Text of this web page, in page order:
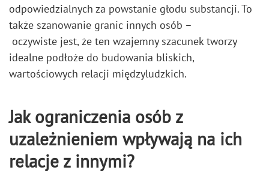
odpowiedzialnych za powstanie głodu substancji. To
także szanowanie granic innych osób –
oczywiste jest, że ten wzajemny szacunek tworzy
idealne podłoże do budowania bliskich,
wartościowych relacji międzyludzkich.
Jak ograniczenia osób z
uzależnieniem wpływają na ich
relacje z innymi?